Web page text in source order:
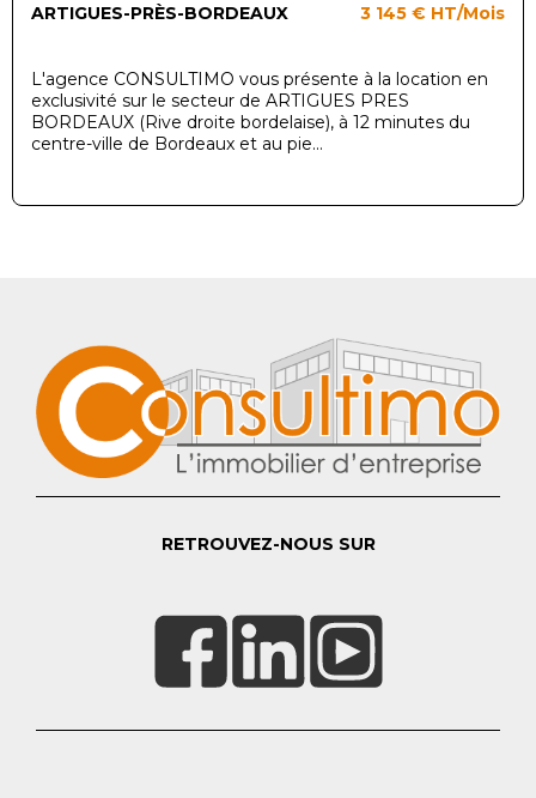
ARTIGUES-PRÈS-BORDEAUX 3 145 € HT/Mois
L'agence CONSULTIMO vous présente à la location en
exclusivité sur le secteur de ARTIGUES PRES
BORDEAUX (Rive droite bordelaise), à 12 minutes du
centre-ville de Bordeaux et au pie...
RETROUVEZ-NOUS SUR